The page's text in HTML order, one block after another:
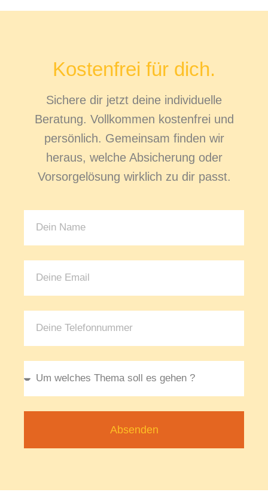
Kostenfrei für dich.
Sichere dir jetzt deine individuelle
Beratung. Vollkommen kostenfrei und
persönlich. Gemeinsam finden wir
heraus, welche Absicherung oder
Vorsorgelösung wirklich zu dir passt.
Absenden